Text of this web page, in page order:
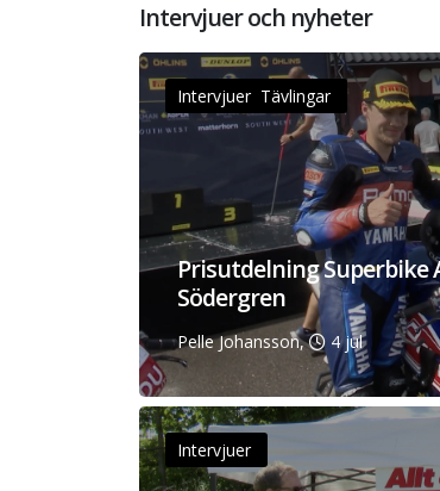
Intervjuer och nyheter
Intervjuer Tävlingar
Prisutdelning Superbike
Södergren
Pelle Johansson, 4 jul
Intervjuer